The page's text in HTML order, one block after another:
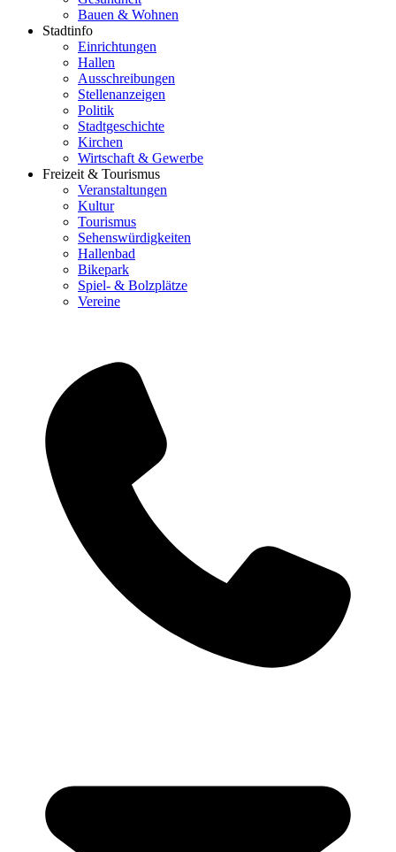
Bauen & Wohnen
Stadtinfo
Einrichtungen
Hallen
Ausschreibungen
Stellenanzeigen
Politik
Stadtgeschichte
Kirchen
Wirtschaft & Gewerbe
Freizeit & Tourismus
Veranstaltungen
Kultur
Tourismus
Sehenswürdigkeiten
Hallenbad
Bikepark
Spiel- & Bolzplätze
Vereine